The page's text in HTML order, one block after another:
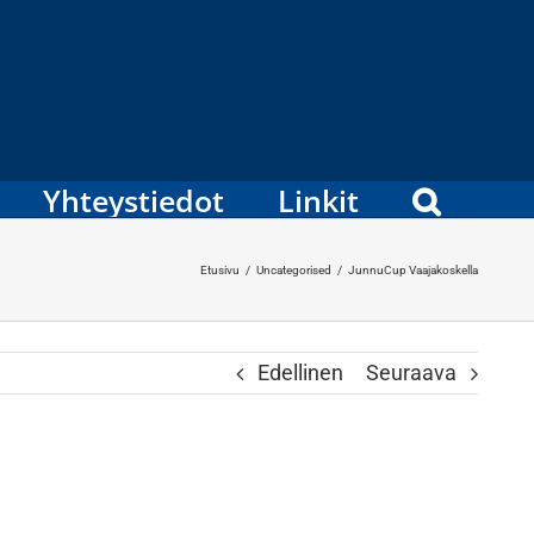
Yhteystiedot Linkit
Etusivu / Uncategorised / JunnuCup Vaajakoskella
Edellinen Seuraava